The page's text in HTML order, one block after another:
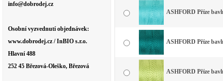
info@dobrodej.cz
Osobní vyzvednutí objednávek:
www.dobrodej.cz / InBIO s.r.o.
Hlavní 488
252 45 Březová-Oleško, Březová
ASHFORD Příze
ASHFORD Příze
ASHFORD Příze